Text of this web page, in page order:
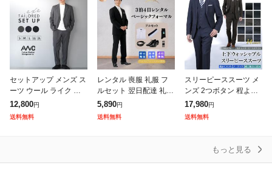
セットアップ メンズ ス
ーツ ウール ライク ス
トレッチ ブランド AW
C オールシーズン 伸び
る カジュアルスーツ テ
12,800円
送料無料
レンタル 喪服 礼服 フ
ルセット 翌日配達 礼服
シングル 略礼服 結婚式
披露宴 葬式 葬儀 通夜
法事 七五三 卒業式 入
5,890円
送料無料
スリーピーススーツ メ
ンズ 2つボタン 程よく
スリム 洗えるスラック
ス ウォッシャブルパン
ツ 3ピーススーツ オシ
17,980円
送料無料
もっと見る